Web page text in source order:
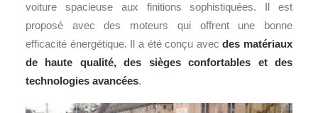
voiture spacieuse aux finitions sophistiquées. Il est
proposé avec des moteurs qui offrent une bonne
efficacité énergétique. Il a été conçu avecdes matériaux
de haute qualité, des sièges confortables et des
technologies avancées.